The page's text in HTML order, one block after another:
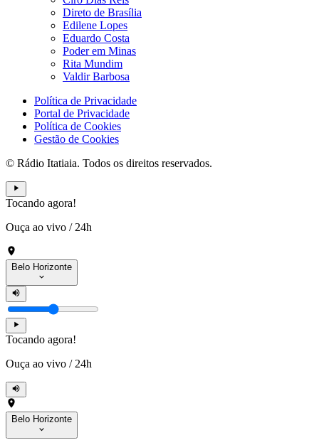
Direto de Brasília
Edilene Lopes
Eduardo Costa
Poder em Minas
Rita Mundim
Valdir Barbosa
Política de Privacidade
Portal de Privacidade
Política de Cookies
Gestão de Cookies
© Rádio Itatiaia. Todos os direitos reservados.
Tocando agora!
Ouça ao vivo / 24h
Belo Horizonte
Tocando agora!
Ouça ao vivo / 24h
Belo Horizonte